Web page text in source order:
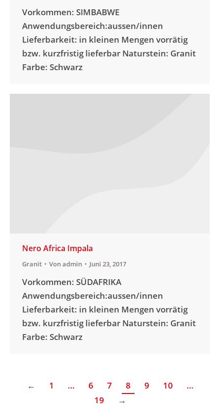
Vorkommen: SIMBABWE
Anwendungsbereich:aussen/innen
Lieferbarkeit: in kleinen Mengen vorrätig
bzw. kurzfristig lieferbar Naturstein: Granit
Farbe: Schwarz
Nero Africa Impala
Granit Vonadmin Juni 23, 2017
Vorkommen: SÜDAFRIKA
Anwendungsbereich:aussen/innen
Lieferbarkeit: in kleinen Mengen vorrätig
bzw. kurzfristig lieferbar Naturstein: Granit
Farbe: Schwarz
← 1 … 6 7 8 9 10
…
19
→